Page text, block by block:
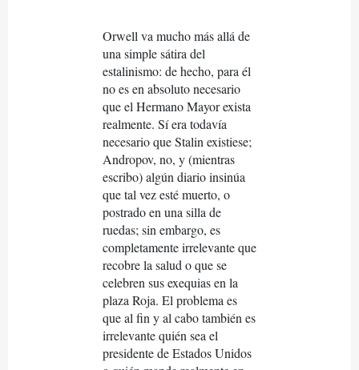
Orwell va mucho más allá de
una simple sátira del
estalinismo: de hecho, para él
no es en absoluto necesario
que el Hermano Mayor exista
realmente. Sí era todavía
necesario que Stalin existiese;
Andropov, no, y (mientras
escribo) algún diario insinúa
que tal vez esté muerto, o
postrado en una silla de
ruedas; sin embargo, es
completamente irrelevante que
recobre la salud o que se
celebren sus exequias en la
plaza Roja. El problema es
que al fin y al cabo también es
irrelevante quién sea el
presidente de Estados Unidos